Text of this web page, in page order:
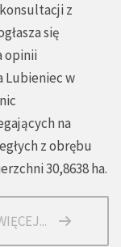
z
się
opinii
Lubieniec w
na
z obrębu
30,8638 ha.